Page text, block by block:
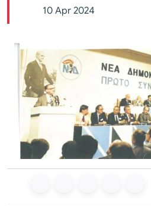
10 Apr 2024